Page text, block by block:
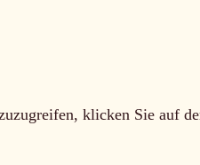
klicken Sie auf